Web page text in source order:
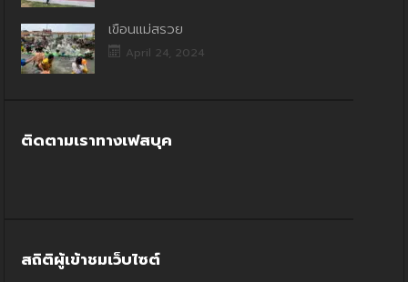
เขื่อนแม่สรวย
April 24, 2024
ติดตามเราทางเฟสบุค
สถิติผู้เข้าชมเว็บไซต์